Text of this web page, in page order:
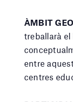
ÀMBIT
treballarà el
entre
centres